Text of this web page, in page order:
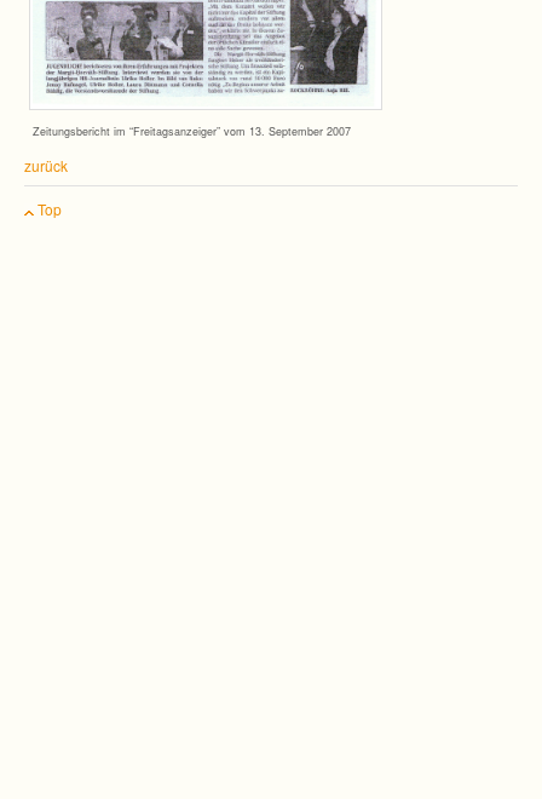
Zei­tungs­be­richt im “Frei­tags­an­zei­ger” vom 13. Sep­tem­ber 2007
zurück
Top